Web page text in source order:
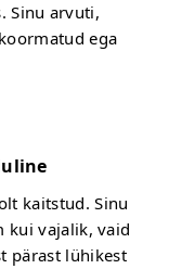
Sinu arvuti,
ega
kaitstud. Sinu
kui vajalik, vaid
pärast lühikest